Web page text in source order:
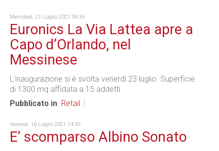
Mercoledì, 21 Luglio 2021 09:33
Euronics La Via Lattea apre a
Capo d’Orlando, nel
Messinese
L’inaugurazione si è svolta venerdì 23 luglio. Superficie
di 1300 mq affidata a 15 addetti.
Pubblicato in Retail
Venerdì, 16 Luglio 2021 14:30
E’ scomparso Albino Sonato